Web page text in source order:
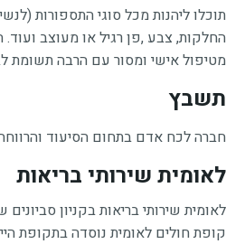
תוכלו ליהנות מכל סוגי התספורות
החלקות, צבע ,פן רגיל או מעוצב ועוד.
מטיפול אישי ומסור עם הרבה תשומת
תשבץ
חברה לכח אדם בתחום הסיעוד
לאומית שירותי בריאות
לאומית שירותי בריאות בקניון סביונים